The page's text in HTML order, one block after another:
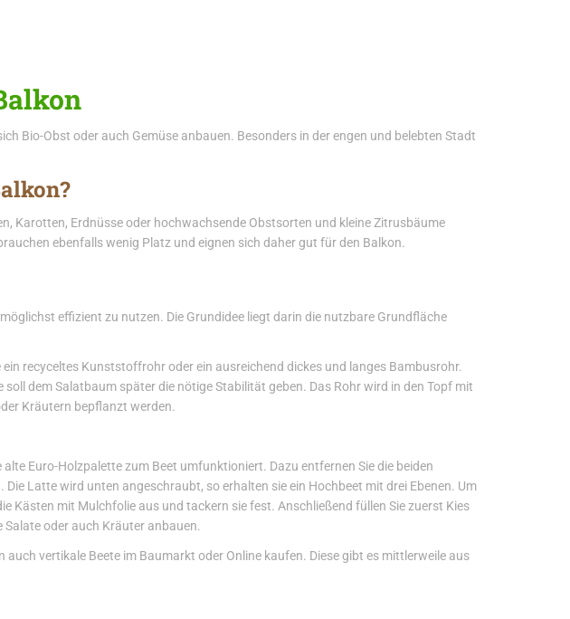
Bio-Obst oder auch Gemüse anbauen. Besonders in der engen und belebten Stadt
Karotten, Erdnüsse oder hochwachsende Obstsorten und kleine Zitrusbäume
ebenfalls wenig Platz und eignen sich daher gut für den Balkon.
effizient zu nutzen. Die Grundidee liegt darin die nutzbare Grundfläche
recyceltes Kunststoffrohr oder ein ausreichend dickes und langes Bambusrohr.
dem Salatbaum später die nötige Stabilität geben. Das Rohr wird in den Topf mit
Kräutern bepflanzt werden.
Euro-Holzpalette zum Beet umfunktioniert. Dazu entfernen Sie die beiden
Latte wird unten angeschraubt, so erhalten sie ein Hochbeet mit drei Ebenen. Um
Kästen mit Mulchfolie aus und tackern sie fest. Anschließend füllen Sie zuerst Kies
Salate oder auch Kräuter anbauen.
vertikale Beete im Baumarkt oder Online kaufen. Diese gibt es mittlerweile aus